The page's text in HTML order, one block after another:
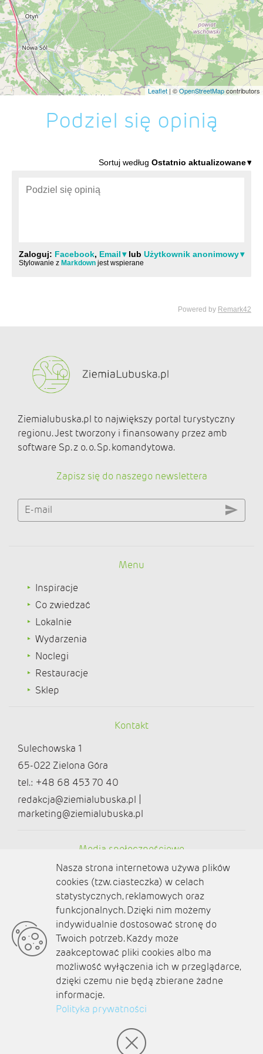
Leaflet | ©OpenStreetMapcontributors
Podziel się opinią
Ziemialubuska.pl to największy portal turystyczny
regionu. Jest tworzony i finansowany przez amb
software Sp. z o. o. Sp. komandytowa.
Zapisz się do naszego newslettera
E-mail
Menu
Inspiracje
Co zwiedzać
Lokalnie
Wydarzenia
Noclegi
Restauracje
Sklep
Kontakt
Sulechowska 1
65-022 Zielona Góra
tel.: +48 68 453 70 40
redakcja@ziemialubuska.pl |
marketing@ziemialubuska.pl
Media społecznościowe
O nas
Kontakt
Polityka prywatności
Aktualności
Zaplanuj podróż
© amb software 2004-2021
Nasza strona internetowa używa plików
cookies (tzw. ciasteczka) w celach
statystycznych, reklamowych oraz
funkcjonalnych. Dzięki nim możemy
indywidualnie dostosować stronę do
Twoich potrzeb. Każdy może
zaakceptować pliki cookies albo ma
możliwość wyłączenia ich w przeglądarce,
dzięki czemu nie będą zbierane żadne
informacje.
Polityka prywatności